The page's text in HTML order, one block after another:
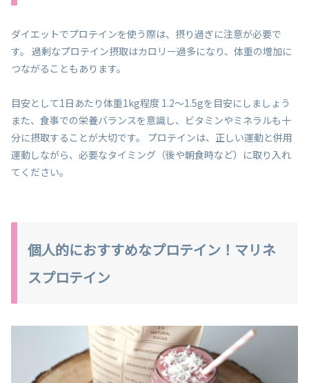
ダイエットでプロテインを使う際は、摂り過ぎに注意が必要で
す。 過剰なプロテイン摂取はカロリー過多になり、体重の増加に
つながることもあります。
目安として1日あたり体重1kg程度 1.2〜1.5gを目安にしましょう
また、食事での栄養バランスを意識し、ビタミンやミネラルも十
分に摂取することが大切です。 プロテインは、正しい運動と併用
運動しながら、必要なタイミング（後や朝食時など）に取り入れ
てください。
個人的におすすめなプロテイン！マリネ
スプロテイン